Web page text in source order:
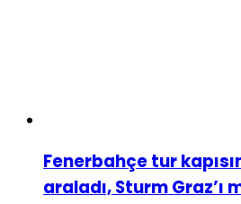
Fenerbahçe tur
araladı, Sturm Graz’ı